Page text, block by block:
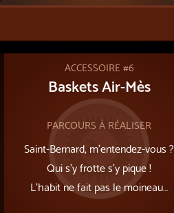
ACCESSOIRE #6
Baskets Air-Mès
PARCOURS À RÉALISER
Saint-Bernard, m’entendez-vous ?
Qui s’y frotte s’y pique !
L'habit ne fait pas le moineau…